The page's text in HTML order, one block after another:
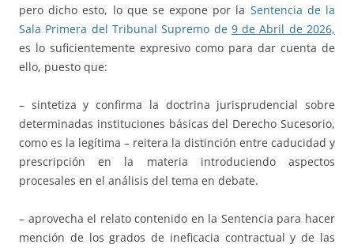
pero dicho esto, lo que se expone por la Sentencia de la
Sala Primera del Tribunal Supremo de 9 de Abril de 2026,
es lo suficientemente expresivo como para dar cuenta de
ello, puesto que:
– sintetiza y confirma la doctrina jurisprudencial sobre
determinadas instituciones básicas del Derecho Sucesorio,
como es la legítima – reitera la distinción entre caducidad y
prescripción en la materia introduciendo aspectos
procesales en el análisis del tema en debate.
– aprovecha el relato contenido en la Sentencia para hacer
mención de los grados de ineficacia contractual y de las